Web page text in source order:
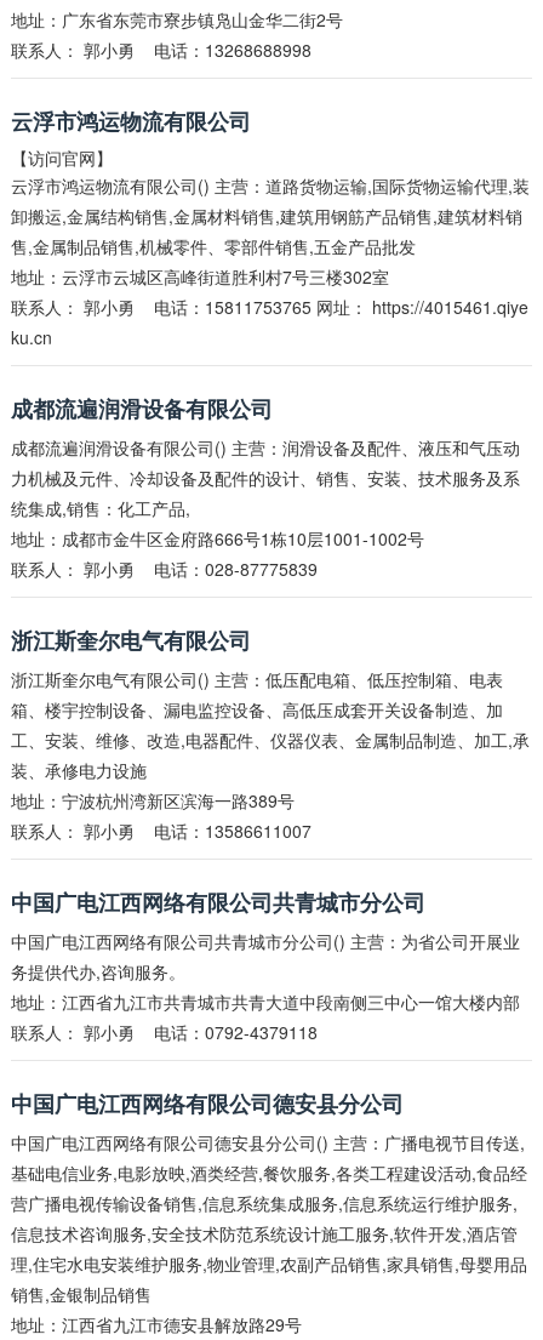
地址：广东省东莞市寮步镇凫山金华二街2号
联系人： 郭小勇 电话：13268688998
云浮市鸿运物流有限公司
【访问官网】
云浮市鸿运物流有限公司() 主营：道路货物运输,国际货物运输代理,装
卸搬运,金属结构销售,金属材料销售,建筑用钢筋产品销售,建筑材料销
售,金属制品销售,机械零件、零部件销售,五金产品批发
地址：云浮市云城区高峰街道胜利村7号三楼302室
联系人： 郭小勇 电话：15811753765 网址： https://4015461.qiye
ku.cn
成都流遍润滑设备有限公司
成都流遍润滑设备有限公司() 主营：润滑设备及配件、液压和气压动
力机械及元件、冷却设备及配件的设计、销售、安装、技术服务及系
统集成,销售：化工产品,
地址：成都市金牛区金府路666号1栋10层1001-1002号
联系人： 郭小勇 电话：028-87775839
浙江斯奎尔电气有限公司
浙江斯奎尔电气有限公司() 主营：低压配电箱、低压控制箱、电表
箱、楼宇控制设备、漏电监控设备、高低压成套开关设备制造、加
工、安装、维修、改造,电器配件、仪器仪表、金属制品制造、加工,承
装、承修电力设施
地址：宁波杭州湾新区滨海一路389号
联系人： 郭小勇 电话：13586611007
中国广电江西网络有限公司共青城市分公司
中国广电江西网络有限公司共青城市分公司() 主营：为省公司开展业
务提供代办,咨询服务。
地址：江西省九江市共青城市共青大道中段南侧三中心一馆大楼内部
联系人： 郭小勇 电话：0792-4379118
中国广电江西网络有限公司德安县分公司
中国广电江西网络有限公司德安县分公司() 主营：广播电视节目传送,
基础电信业务,电影放映,酒类经营,餐饮服务,各类工程建设活动,食品经
营广播电视传输设备销售,信息系统集成服务,信息系统运行维护服务,
信息技术咨询服务,安全技术防范系统设计施工服务,软件开发,酒店管
理,住宅水电安装维护服务,物业管理,农副产品销售,家具销售,母婴用品
销售,金银制品销售
地址：江西省九江市德安县解放路29号